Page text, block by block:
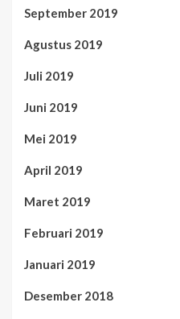
September 2019
Agustus 2019
Juli 2019
Juni 2019
Mei 2019
April 2019
Maret 2019
Februari 2019
Januari 2019
Desember 2018